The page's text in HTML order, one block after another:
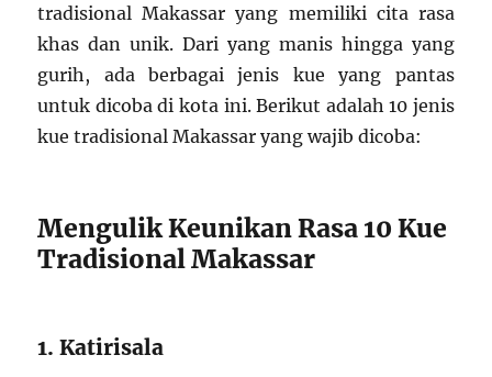
tradisional Makassar yang memiliki cita rasa
khas dan unik. Dari yang manis hingga yang
gurih, ada berbagai jenis kue yang pantas
untuk dicoba di kota ini. Berikut adalah 10 jenis
kue tradisional Makassar yang wajib dicoba:
Mengulik Keunikan Rasa 10 Kue
Tradisional Makassar
1. Katirisala